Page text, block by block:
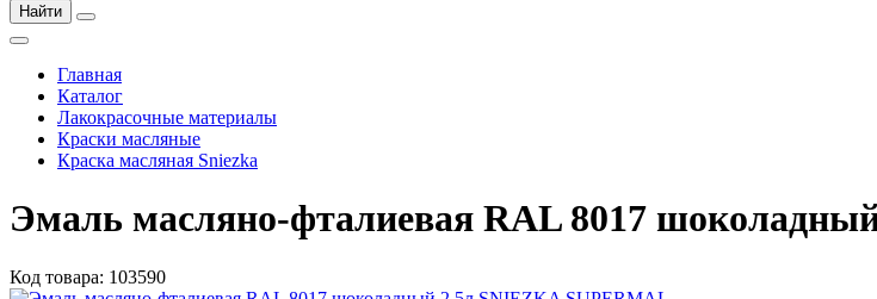
Найти
Главная
Каталог
Лакокрасочные материалы
Краски масляные
Краска масляная Sniezka
Эмаль масляно-фталиевая RAL 8017
Код товара: 103590